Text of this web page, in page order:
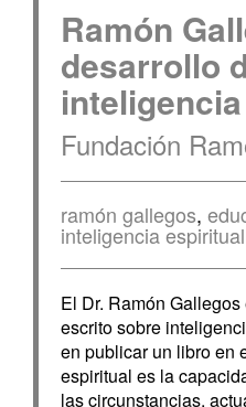
Ramón
desarrollo
Fundación
ramón gallegos,
inteligencia espiritual
El Dr. Ramón
escrito sobre
en publicar un libro en
espiritual es la
las circunstancias,